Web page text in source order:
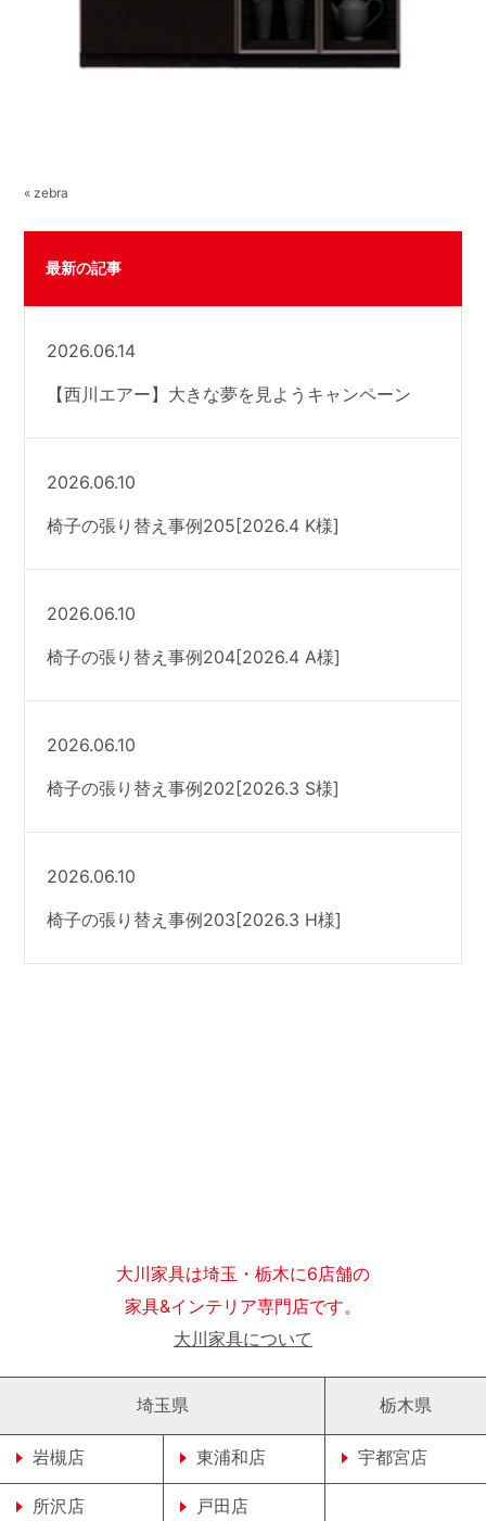
« zebra
最新の記事
2026.06.14
【西川エアー】大きな夢を見ようキャンペーン
2026.06.10
椅子の張り替え事例205[2026.4 K様]
2026.06.10
椅子の張り替え事例204[2026.4 A様]
2026.06.10
椅子の張り替え事例202[2026.3 S様]
2026.06.10
椅子の張り替え事例203[2026.3 H様]
大川家具は埼玉・栃木に6店舗の
家具&インテリア専門店です。
大川家具について
埼玉県
岩槻店 東浦和店
所沢店 戸田店
栃木県
宇都宮店